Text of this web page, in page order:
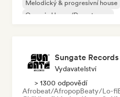
Melodický & progresivní house
Organic House/Downtempo
Sungate Records
Vydavatelství
> 1300 odpovědí
Afrobeat/AfropopBeaty/Lo-fi